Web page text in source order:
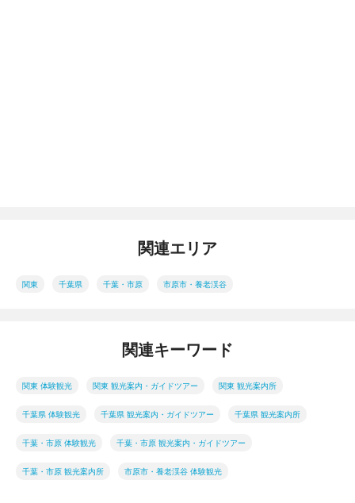
関連エリア
関東 千葉県 千葉・市原 市原市・養老渓谷
関連キーワード
関東 体験観光 関東 観光案内・ガイドツアー 関東 観光案内所
千葉県 体験観光 千葉県 観光案内・ガイドツアー 千葉県 観光案内所
千葉・市原 体験観光 千葉・市原 観光案内・ガイドツアー
千葉・市原 観光案内所 市原市・養老渓谷 体験観光